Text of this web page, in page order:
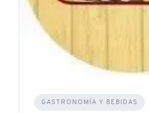
GASTRONOMÍA Y BEBIDAS